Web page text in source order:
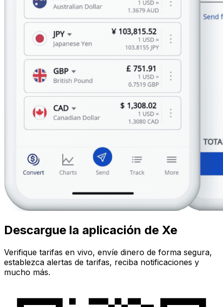
Descargue la aplicación de Xe
Verifique tarifas en vivo, envíe dinero de forma segura,
establezca alertas de tarifas, reciba notificaciones y
mucho más.